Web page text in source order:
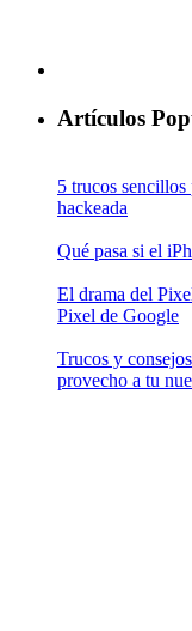
Artículos
5 trucos sencillos
hackeada
Qué pasa si el
El drama del
Pixel de Google
Trucos y
provecho a tu